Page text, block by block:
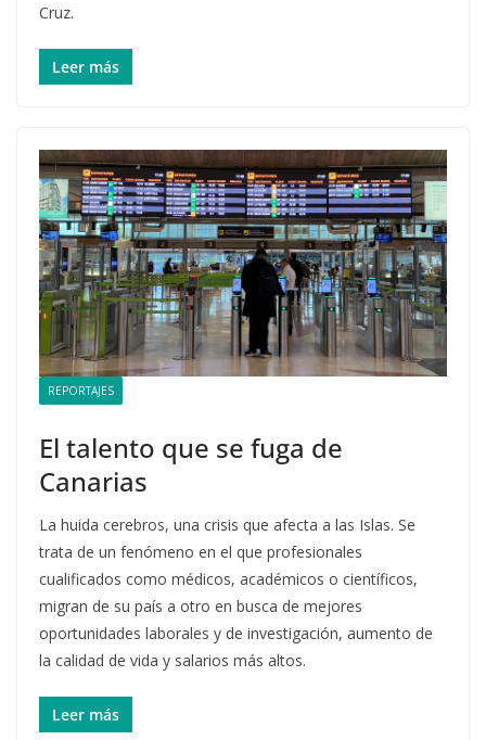
Cruz.
Leer más
REPORTAJES
El talento que se fuga de
Canarias
La huida cerebros, una crisis que afecta a las Islas. Se
trata de un fenómeno en el que profesionales
cualificados como médicos, académicos o científicos,
migran de su país a otro en busca de mejores
oportunidades laborales y de investigación, aumento de
la calidad de vida y salarios más altos.
Leer más